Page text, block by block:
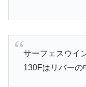
サーフェスウイ
130Fはリバーの